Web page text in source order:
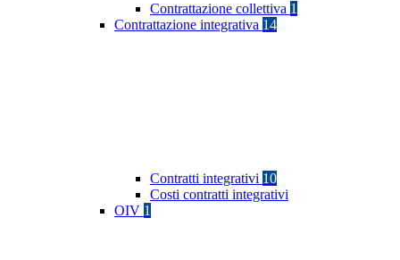
Contrattazione collettiva 1
Contrattazione integrativa 14
Contratti integrativi 10
Costi contratti integrativi
OIV 1